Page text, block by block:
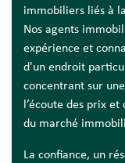
immobiliers liés à
Nos agents
expérience et
d'un endroit
concentrant sur
l’écoute des prix
du marché
La confiance, un